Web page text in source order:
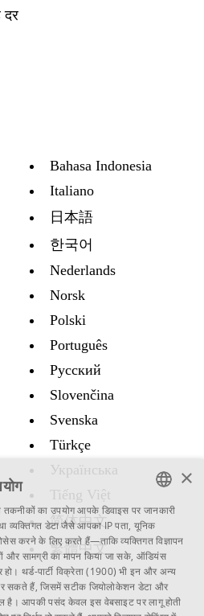
दर
Bahasa Indonesia
Italiano
日本語
한국어
Nederlands
Norsk
Polski
Português
Русский
Slovenčina
Svenska
Türkçe
Украïнська
Tiếng Việt
简体中文
繁體中文
ENGLISH
SWEDISH
SPANISH
CATALAN
×
का उपयोग आपके डिवाइस पर जानकारी
डेटा जैसे आपका IP पता, यूनिक
करने के लिए करते हैं—ताकि व्यक्तिगत विज्ञापन
और सामग्री का मापन किया जा सके, ऑडियंस
हो।थर्ड-पार्टी विक्रेता (1900) भी इन और अन्य
सकते हैं, जिसमें सटीक जियोलोकेशन डेटा और
है। आपकी पसंद केवल इस वेबसाइट पर लागू होती